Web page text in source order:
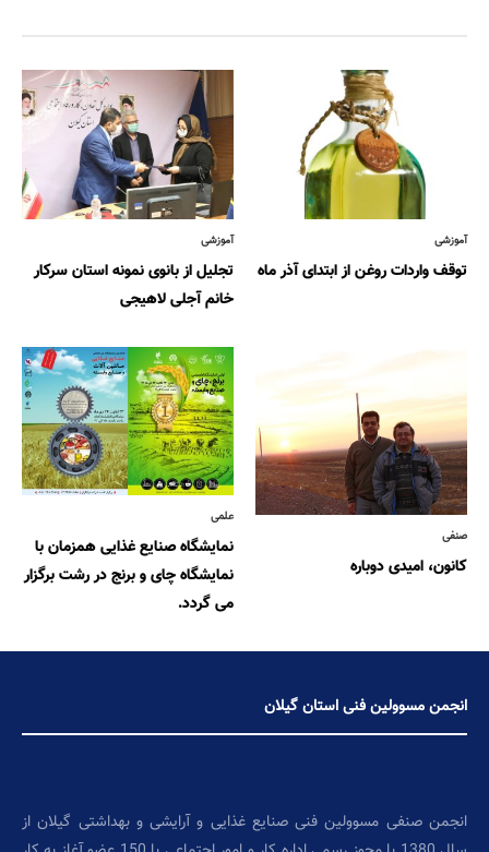
آموزشی
توقف واردات روغن از ابتدای آذر ماه
آموزشی
تجلیل از بانوی نمونه استان سرکار
خانم آجلی لاهیجی
صنفی
کانون، امیدی دوباره
علمی
نمایشگاه صنایع غذایی همزمان با
نمایشگاه چای و برنج در رشت برگزار
می گردد.
انجمن مسوولین فنی استان گیلان
انجمن صنفی مسوولین فنی صنایع غذایی و آرایشی و بهداشتی گیلان از